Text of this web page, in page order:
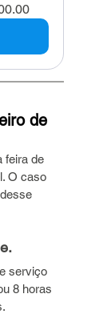
de
feira de
O caso
serviço
8 horas